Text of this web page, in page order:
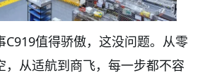
C919值得骄傲，这没问题。从零
，从适航到商飞，每一步都不容